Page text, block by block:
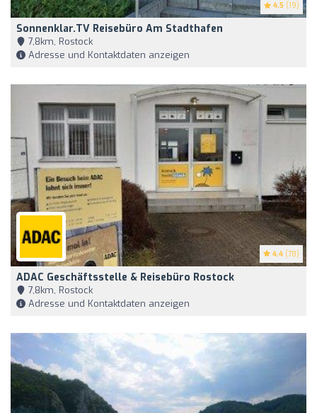
4.5 (19)
Sonnenklar.TV Reisebüro Am Stadthafen
7,8km, Rostock
Adresse und Kontaktdaten anzeigen
4.4 (78)
ADAC Geschäftsstelle & Reisebüro Rostock
7,8km, Rostock
Adresse und Kontaktdaten anzeigen